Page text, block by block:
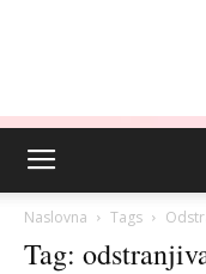
Naslovna Tags
Tag: